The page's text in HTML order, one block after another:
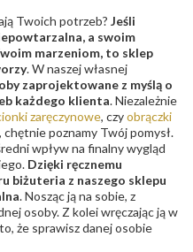
Twoich potrzeb? Jeśli
a swoim
marzeniom, to sklep
. W naszej własnej
zaprojektowane z myślą o
każdego klienta. Niezależnie
zaręczynowe, czyobrączki
poznamy Twój pomysł.
wpływ na finalny wygląd
Dzięki ręcznemu
biżuteria z naszego sklepu
. Nosząc ją na sobie, z
osoby. Z kolei wręczając ją w
że sprawisz danej osobie